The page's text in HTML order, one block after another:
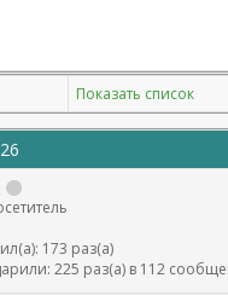
Показать список
173 раз(а)
225 раз(а) в 112